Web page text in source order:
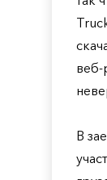
веб-
В